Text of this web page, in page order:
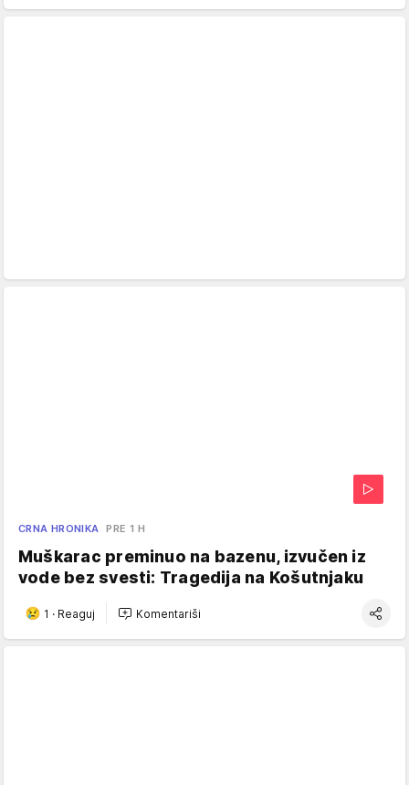
CRNA HRONIKA PRE 1 H
Muškarac preminuo na bazenu, izvučen iz
vode bez svesti: Tragedija na Košutnjaku
1 · Reaguj Komentariši